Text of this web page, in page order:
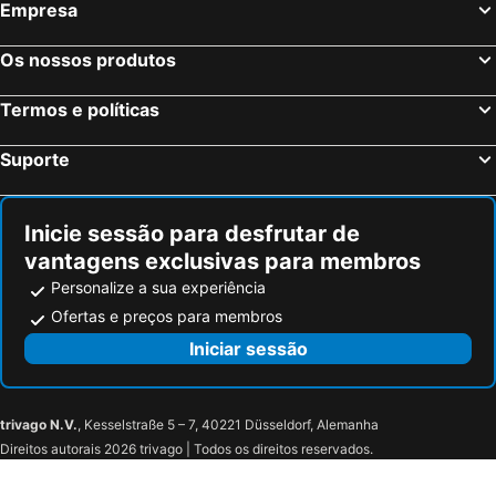
Empresa
Os nossos produtos
Termos e políticas
Suporte
Inicie sessão para desfrutar de
vantagens exclusivas para membros
Personalize a sua experiência
Ofertas e preços para membros
Iniciar sessão
trivago N.V., Kesselstraße 5 – 7, 40221 Düsseldorf, Alemanha
Direitos autorais 2026 trivago | Todos os direitos reservados.